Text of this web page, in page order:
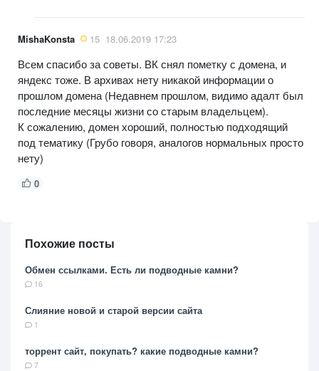
MishaKonsta 15 18.06.2019 17:23
Всем спасибо за советы. ВК снял пометку с домена, и
яндекс тоже. В архивах нету никакой информации о
прошлом домена (Недавнем прошлом, видимо адалт был
последние месяцы жизни со старым владельцем).
К сожалению, домен хороший, полностью подходящий
под тематику (Грубо говоря, аналогов нормальных просто
нету)
0
Похожие посты
Обмен ссылками. Есть ли подводные камни?
16
Слияние новой и старой версии сайта
1
торрент сайт, покупать? какие подводные камни?
7